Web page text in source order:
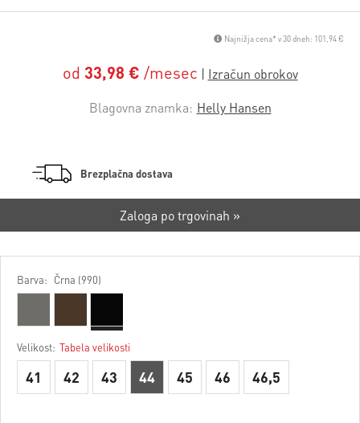
Najnižja cena* v 30 dneh: 101,94 €
od 33,98 € /mesec
Blagovna znamka: Helly Hansen
Brezplačna dostava
Zaloga po trgovinah »
Barva: Črna (990)
Velikost: Tabela velikosti
41 42 43 44 45 46 46,5